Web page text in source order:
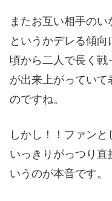
またお互い相手のい
というかデレる傾
頃から二人で長く
が出来上がってい
のですね。
しかし！！ファン
いっきりがっつり直
いうのが本音です。